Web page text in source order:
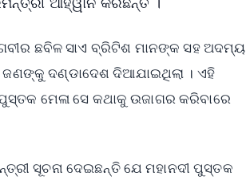
ଛବିଳ ସାଏ ବ୍ରିଟିଶ ମାନଙ୍କ ସହ ଅଦମ୍ୟ
ଜଣଙ୍କୁ ଦଣ୍ଡାଦେଶ ଦିଆଯାଇଥିଲା । ଏହି
ମେଳା ସେ କଥାକୁ ଉଜାଗର କରିବାରେ
ସୂଚନା ଦେଇଛନ୍ତି ଯେ ମହାନଦୀ ପୁସ୍ତକ